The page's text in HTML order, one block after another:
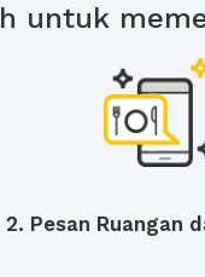
untuk
2. Pesan Ruangan